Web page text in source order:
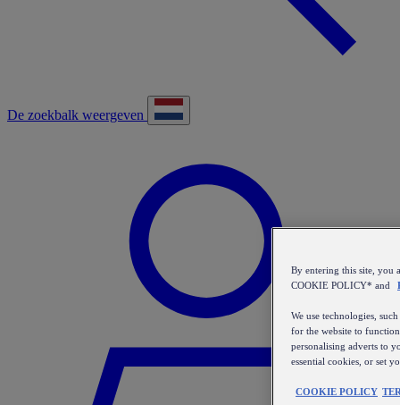
De zoekbalk weergeven
By entering this site, you
COOKIE POLICY* and
We use technologies,
for the website to
personalising adverts to
essential cookies, or set
COOKIE POLICY